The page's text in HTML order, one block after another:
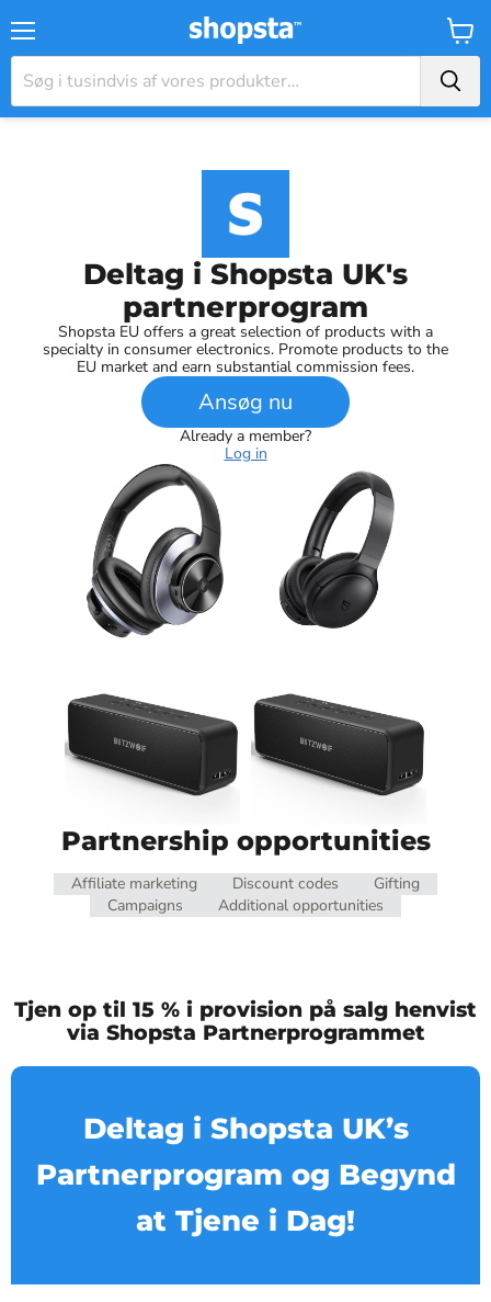
Kurv
Deltag i Shopsta UK's
partnerprogram
Shopsta EU offers a great selection of products with a
specialty in consumer electronics. Promote products to the
EU market and earn substantial commission fees.
Ansøg nu
Already a member?
Log in
Partnership opportunities
Affiliate marketing Discount codes
Gifting
Campaigns
Additional opportunities
Tjen op til 15 % i provision på salg henvist
via Shopsta Partnerprogrammet
Deltag i Shopsta UK’s
Partnerprogram og Begynd
at Tjene i Dag!